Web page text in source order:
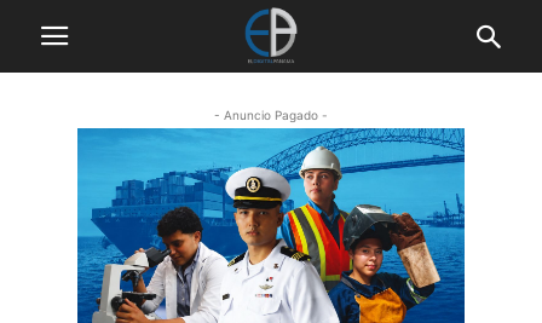
- Anuncio Pagado -